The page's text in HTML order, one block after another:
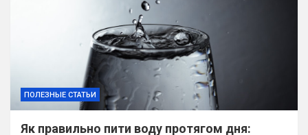
ПОЛЕЗНЫЕ СТАТЬИ
Як правильно пити воду протягом дня: